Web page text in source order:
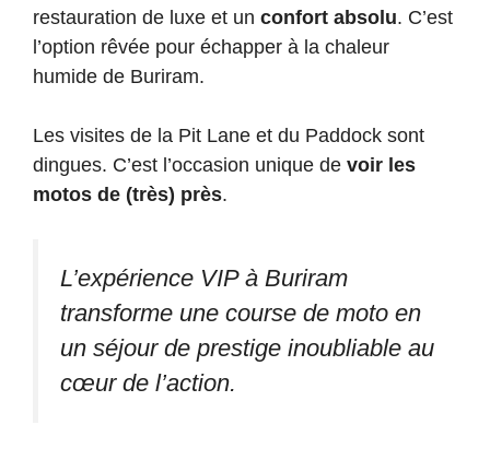
restauration de luxe et un confort absolu. C’est
l’option rêvée pour échapper à la chaleur
humide de Buriram.
Les visites de la Pit Lane et du Paddock sont
dingues. C’est l’occasion unique de voir les
motos de (très) près.
L’expérience VIP à Buriram
transforme une course de moto en
un séjour de prestige inoubliable au
cœur de l’action.